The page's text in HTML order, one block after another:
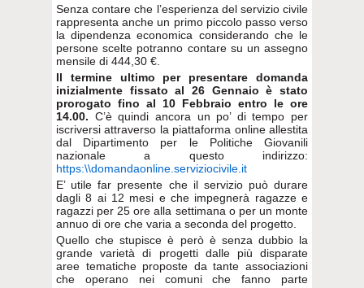
Senza contare che l’esperienza del servizio civile
rappresenta anche un primo piccolo passo verso
la dipendenza economica considerando che le
persone scelte potranno contare su un assegno
mensile di 444,30 €.
Il termine ultimo per presentare domanda
inizialmente fissato al 26 Gennaio è stato
prorogato fino al 10 Febbraio entro le ore
14.00. C’è quindi ancora un po’ di tempo per
iscriversi attraverso la piattaforma online allestita
dal Dipartimento per le Politiche Giovanili
nazionale a questo indirizzo:
https:\\domandaonline.serviziocivile.it
E’ utile far presente che il servizio può durare
dagli 8 ai 12 mesi e che impegnerà ragazze e
ragazzi per 25 ore alla settimana o per un monte
annuo di ore che varia a seconda del progetto.
Quello che stupisce è però è senza dubbio la
grande varietà di progetti dalle più disparate
aree tematiche proposte da tante associazioni
che operano nei comuni che fanno parte